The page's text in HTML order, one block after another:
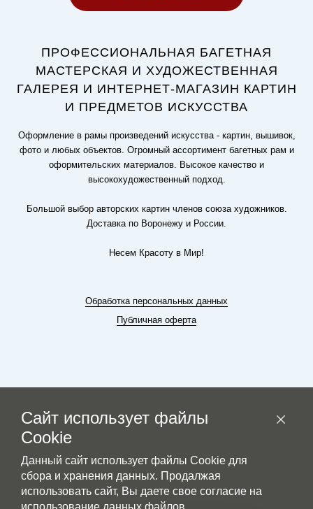
ПРОФЕССИОНАЛЬНАЯ БАГЕТНАЯ
МАСТЕРСКАЯ И ХУДОЖЕСТВЕННАЯ
ГАЛЕРЕЯ И ИНТЕРНЕТ-МАГАЗИН КАРТИН
И ПРЕДМЕТОВ ИСКУССТВА
Оформление в рамы произведений искусства - картин, вышивок,
фото и любых объектов. Огромный ассортимент багетных рам и
оформительских материалов. Высокое качество и
высокохудожественный подход.
Большой выбор авторских картин членов союза художников.
Доставка по Воронежу и России.
Несем Красоту в Мир!
Обработка персональных данных
Публичная оферта
© Модернъ.рус
Сайт использует файлы
Cookie
Данный сайт использует файлы Cookie для
сбора и хранения данных. Продалжая
использовать сайт, Вы даете свое согласие на
использование данных файлов.